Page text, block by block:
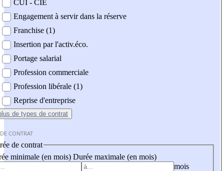
CUI - CIE
Engagement à servir dans la réserve
Franchise (1)
Insertion par l'activ.éco.
Portage salarial
Profession commerciale
Profession libérale (1)
Reprise d'entreprise
de types de contrat
CONTRAT
de contrat
minimale (en mois) Durée maximale (en mois)
mois